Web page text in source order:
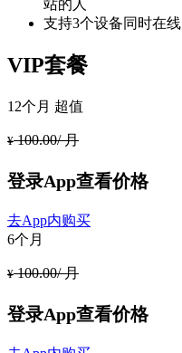
站的人
支持3个设备同时在线
VIP套餐
12个月 超值
¥100.00/ 月
登录App查看价格
去App内购买
6个月
¥100.00/ 月
登录App查看价格